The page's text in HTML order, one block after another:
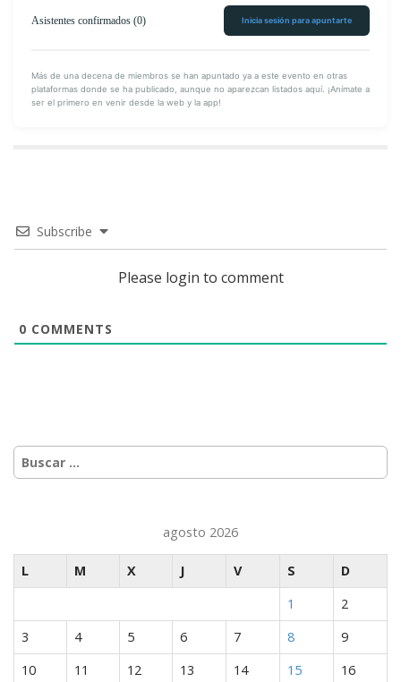
Síguenos en Twitter
Encuéntranos en Facebook
Asistentes confirmados (0) Inicia sesión para apuntarte
Más de una decena de miembros se han apuntado ya a este evento en otras
plataformas donde se ha publicado, aunque no aparezcan listados aquí. ¡Anímate a
ser el primero en venir desde la web y la app!
Subscribe
Please login to comment
0 COMMENTS
Buscar:
agosto 2026
L M X J V S
D
1
2
3
4 5 6 7 8
9
10
11 12 13 14 15
16